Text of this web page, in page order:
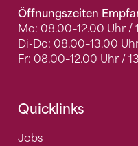
Öffnungszeiten
Mo: 08.00–12.00 Uhr /
Di-Do: 08.00–13.00
Fr: 08.00–12.00 Uhr /
Quicklinks
Jobs